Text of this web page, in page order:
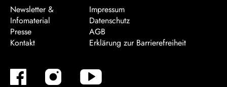
Newsletter &
Infomaterial
Presse
Kontakt
Impressum
Datenschutz
AGB
Erklärung zur Barrierefreiheit